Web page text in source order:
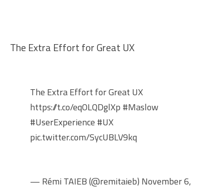
The Extra Effort for Great UX
The Extra Effort for Great UX
https://t.co/eqOLQDglXp #Maslow
#UserExperience #UX
pic.twitter.com/SycUBLV9kq
— Rémi TAIEB (@remitaieb) November 6,